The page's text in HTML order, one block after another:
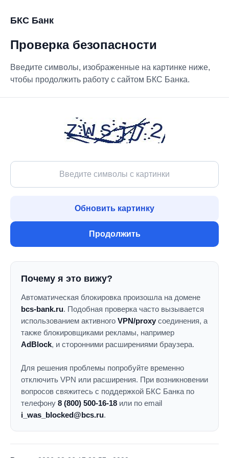
БКС Банк
Проверка безопасности
Введите символы, изображенные на картинке ниже,
чтобы продолжить работу с сайтом БКС Банка.
Обновить картинку
Продолжить
Почему я это вижу?
Автоматическая блокировка произошла на домене
bcs-bank.ru. Подобная проверка часто вызывается
использованием активного VPN/proxy соединения, а
также блокировщиками рекламы, например
AdBlock, и сторонними расширениями браузера.
Для решения проблемы попробуйте временно
отключить VPN или расширения. При возникновении
вопросов свяжитесь с поддержкой БКС Банка по
телефону 8 (800) 500-16-18 или по email
i_was_blocked@bcs.ru.